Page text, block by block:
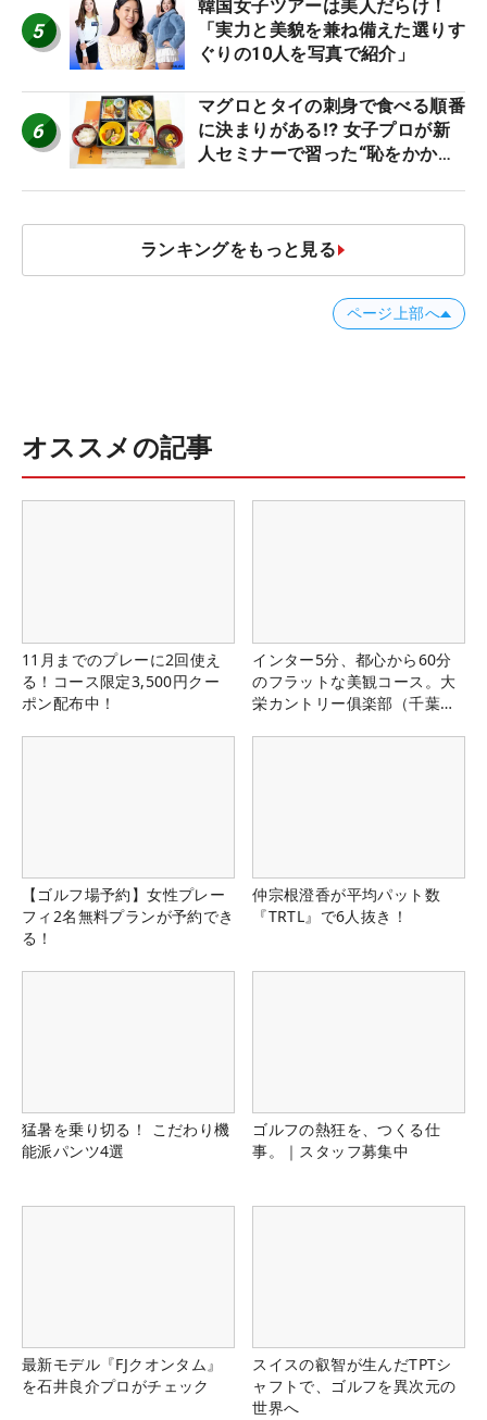
5
韓国女子ツアーは美人だらけ！
「実力と美貌を兼ね備えた選りす
ぐりの10人を写真で紹介」
6
マグロとタイの刺身で食べる順番
に決まりがある⁉ 女子プロが新
人セミナーで習った“恥をかかな
ランキングをもっと見る
ページ上部へ
オススメの記事
11月までのプレーに2回使え
る！コース限定3,500円クー
ポン配布中！
インター5分、都心から60分
のフラットな美観コース。大
栄カントリー俱楽部（千葉
【ゴルフ場予約】女性プレー
フィ2名無料プランが予約でき
る！
仲宗根澄香が平均パット数
『TRTL』で6人抜き！
猛暑を乗り切る！ こだわり機
能派パンツ4選
ゴルフの熱狂を、つくる仕
事。｜スタッフ募集中
最新モデル『FJクオンタム』
を石井良介プロがチェック
スイスの叡智が生んだTPTシ
ャフトで、ゴルフを異次元の
世界へ